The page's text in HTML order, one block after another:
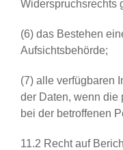
Widerspruchsrechts
(6) das Bestehen
Aufsichtsbehörde;
(7) alle verfügbaren
der Daten, wenn die
bei der betroffenen
11.2 Recht auf